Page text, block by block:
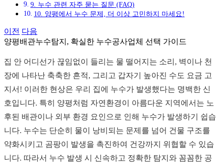
9. 누수 관련 자주 묻는 질문 (FAQ)
10. 양평에서 누수 문제, 더 이상 고민하지 마세요!
이전 다음
양평배관누수탐지, 확실한 누수공사업체 선택 가이드
집 안 어디선가 끊임없이 들리는 물 떨어지는 소리, 벽이나 천
장에 나타난 축축한 흔적, 그리고 갑자기 높아진 수도 요금 고
지서! 이러한 현상은 우리 집에 누수가 발생했다는 명백한 신
호입니다. 특히 양평처럼 자연환경이 아름다운 지역에서는 노
후된 배관이나 외부 환경 요인으로 인해 누수가 발생하기 쉽습
니다. 누수는 단순히 물이 낭비되는 문제를 넘어 건물 구조를
약화시키고 곰팡이 발생을 촉진하여 건강까지 위협할 수 있습
니다. 따라서 누수 발생 시 신속하고 정확한 탐지와 꼼꼼한 공